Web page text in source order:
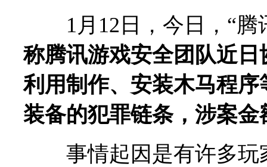
1月12日，今日，“腾
称腾讯游戏安全团队近
利用制作、安装木马程
装备的犯罪链条，涉案金
事情起因是有许多玩